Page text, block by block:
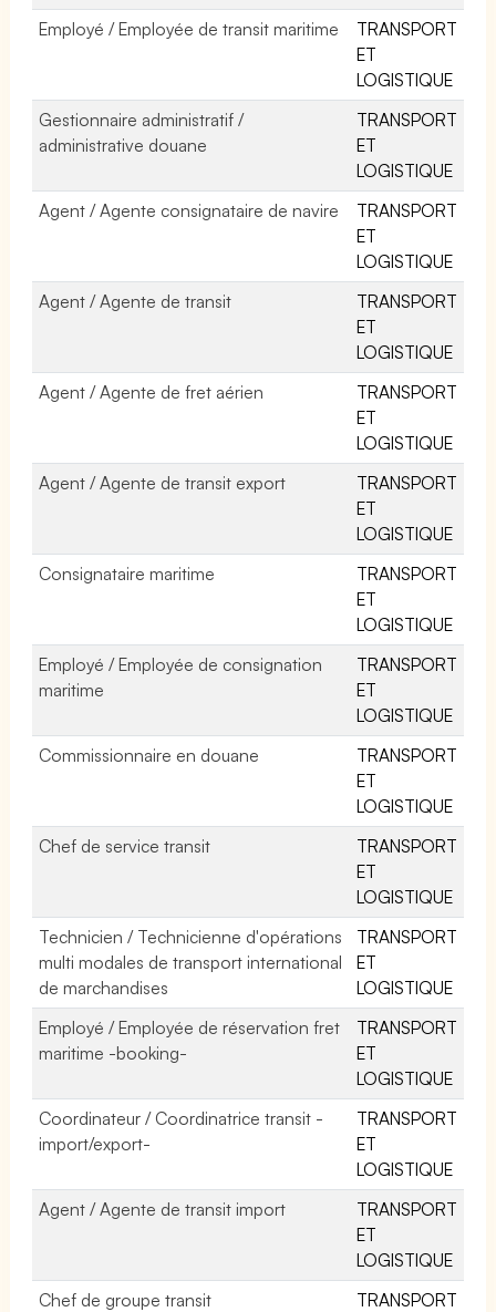
Employé / Employée de transit maritime
TRANSPORT
ET
LOGISTIQUE
Gestionnaire administratif /
administrative douane
TRANSPORT
ET
LOGISTIQUE
Agent / Agente consignataire de navire
TRANSPORT
ET
LOGISTIQUE
Agent / Agente de transit
TRANSPORT
ET
LOGISTIQUE
Agent / Agente de fret aérien
TRANSPORT
ET
LOGISTIQUE
Agent / Agente de transit export
TRANSPORT
ET
LOGISTIQUE
Consignataire maritime
TRANSPORT
ET
LOGISTIQUE
Employé / Employée de consignation
maritime
TRANSPORT
ET
LOGISTIQUE
Commissionnaire en douane
TRANSPORT
ET
LOGISTIQUE
Chef de service transit
TRANSPORT
ET
LOGISTIQUE
Technicien / Technicienne d'opérations
multi modales de transport international
de marchandises
TRANSPORT
ET
LOGISTIQUE
Employé / Employée de réservation fret
maritime -booking-
TRANSPORT
ET
LOGISTIQUE
Coordinateur / Coordinatrice transit -
import/export-
TRANSPORT
ET
LOGISTIQUE
Agent / Agente de transit import
TRANSPORT
ET
LOGISTIQUE
Chef de groupe transit
TRANSPORT